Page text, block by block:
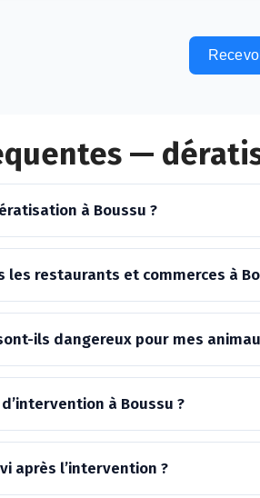
—
à Boussu ?
les restaurants et commerces à
ils dangereux pour mes
à Boussu ?
après l’intervention ?